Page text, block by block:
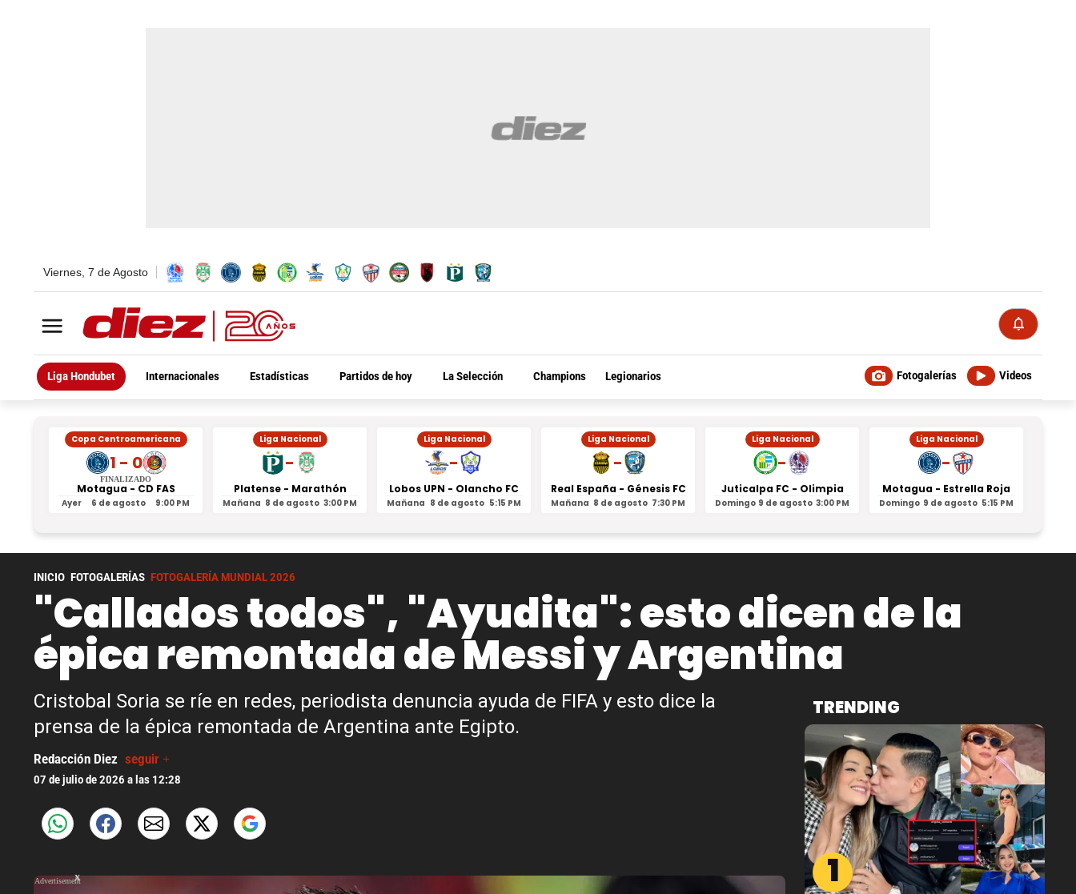
Viernes, 7 de Agosto
Liga Hondubet Internacionales Estadísticas Partidos de hoy La Selección Champions Legionarios Videos
Fotogalerías
Copa Centroamericana
1 - 0
FINALIZADO
Motagua - CD FAS
Ayer 6 de agosto 9:00 PM
Liga Nacional
-
Platense - Marathón
Mañana 8 de agosto 3:00 PM
Liga Nacional
-
Lobos UPN - Olancho FC
Mañana 8 de agosto 5:15 PM
Liga Nacional
-
Real España - Génesis FC
Mañana 8 de agosto 7:30 PM
Liga Nacional
-
Juticalpa FC - Olimpia
Domingo 9 de agosto 3:00 PM
Liga Nacional
-
Motagua - Estrella Roja
Domingo 9 de agosto 5:15 PM
INICIO FOTOGALERÍAS FOTOGALERÍA MUNDIAL 2026
"Callados todos", "Ayudita": esto dicen de la
épica remontada de Messi y Argentina
Cristobal Soria se ríe en redes, periodista denuncia ayuda de FIFA y esto dice la
prensa de la épica remontada de Argentina ante Egipto.
Redacción Diez seguir +
07 de julio de 2026 a las 12:28
X
TRENDING
1